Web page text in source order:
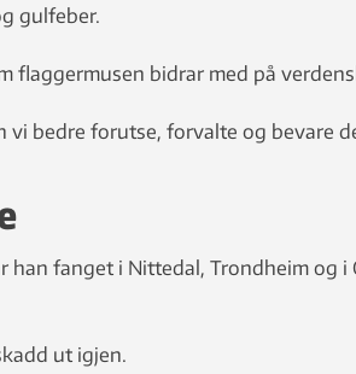
gulfeber.
flaggermusen bidrar med på
bedre forutse, forvalte og bevare
fanget i Nittedal, Trondheim og
ut igjen.